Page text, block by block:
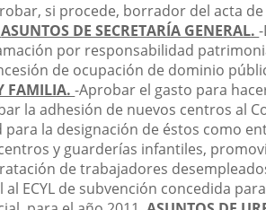
si procede, borrador del acta
ASUNTOS DE SECRETARÍA GENERAL.-
por responsabilidad
de ocupación de dominio
FAMILIA.-Aprobar el gasto para
la adhesión de nuevos centros al
la designación de éstos como
y guarderías infantiles,
de trabajadores
ECYL de subvención concedida